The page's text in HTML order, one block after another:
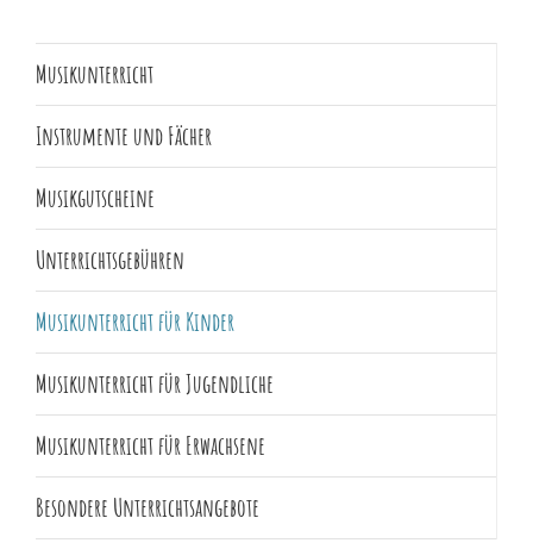
Musikunterricht
Instrumente und Fächer
Musikgutscheine
Unterrichtsgebühren
Musikunterricht für Kinder
Musikunterricht für Jugendliche
Musikunterricht für Erwachsene
Besondere Unterrichtsangebote